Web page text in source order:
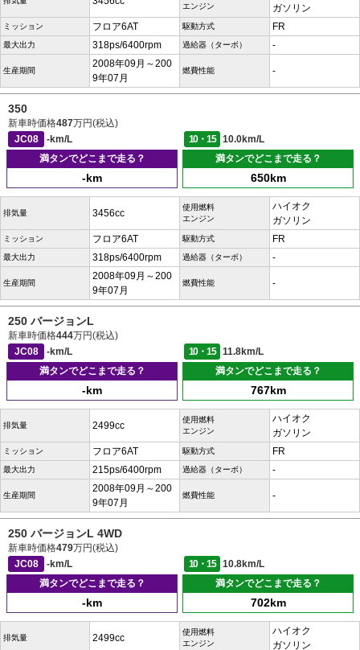
エンジン
ガソリン
ミッション フロア6AT 駆動方式 FR
最大出力 318ps/6400rpm 過給器（ターボ） -
生産期間
2008年09月～200
9年07月
燃費性能 -
350
新車時価格487万円(税込)
JC08
-km/L 10・15
10.0km/L
満タンでどこまで走る？
-km
満タンでどこまで走る？
650km
排気量 3456cc
使用燃料
エンジン
ハイオク
ガソリン
ミッション フロア6AT 駆動方式 FR
最大出力 318ps/6400rpm 過給器（ターボ） -
生産期間
2008年09月～200
9年07月
燃費性能 -
250 バージョンL
新車時価格444万円(税込)
JC08
-km/L 10・15
11.8km/L
満タンでどこまで走る？
-km
満タンでどこまで走る？
767km
排気量 2499cc
使用燃料
エンジン
ハイオク
ガソリン
ミッション フロア6AT 駆動方式 FR
最大出力 215ps/6400rpm 過給器（ターボ） -
生産期間
2008年09月～200
9年07月
燃費性能 -
250 バージョンL 4WD
新車時価格479万円(税込)
JC08
-km/L 10・15
10.8km/L
満タンでどこまで走る？
-km
満タンでどこまで走る？
702km
排気量 2499cc
使用燃料
エンジン
ハイオク
ガソリン